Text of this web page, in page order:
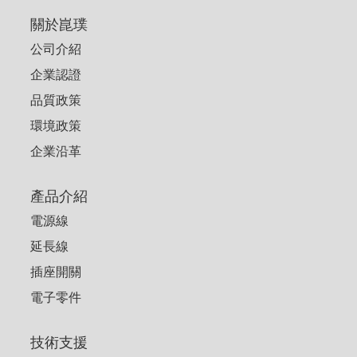
關於崑璞
公司介紹
企業認證
品質政策
環境政策
企業沿革
產品介紹
電源線
延長線
插座開關
電子零件
技術支援